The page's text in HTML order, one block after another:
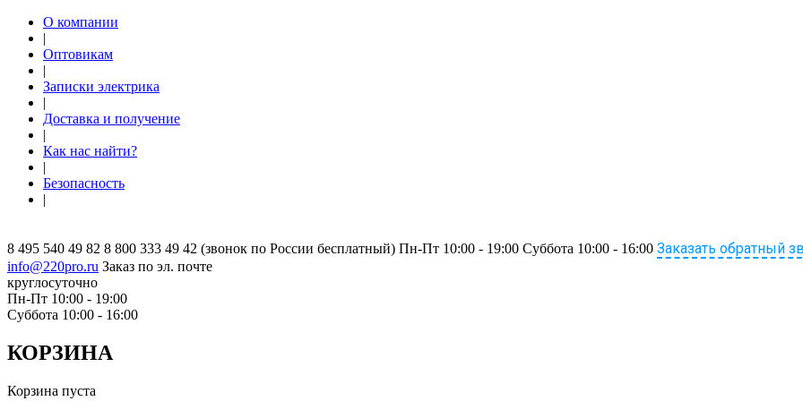
О компании
|
Оптовикам
|
Записки электрика
|
Доставка и получение
|
Как нас найти?
|
Безопасность
|
8 495 540 49 82 8 800 333 49 42 (звонок по России бесплатный) Пн-Пт 10:00 - 19:00 Суббота 10:00 - 16:00 Заказать обратный
info@220pro.ru Заказ по эл. почте
круглосуточно
Пн-Пт 10:00 - 19:00
Суббота 10:00 - 16:00
КОРЗИНА
Корзина пуста